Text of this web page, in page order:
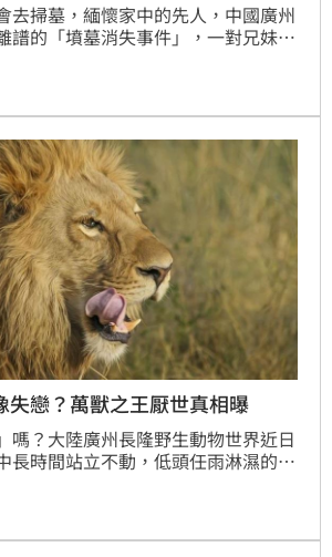
去掃墓，緬懷家中的先人，中國廣州
譜的「墳墓消失事件」，一對兄妹去
失戀？萬獸之王厭世真相曝
嗎？大陸廣州長隆野生動物世界近日
長時間站立不動，低頭任雨淋濕的畫
對此，園方回應表示，該獅子健康狀